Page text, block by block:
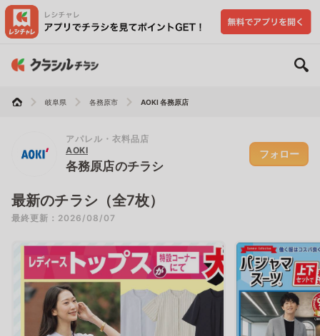
岐阜県 各務原市 AOKI 各務原店
アパレル・衣料品店
AOKI
各務原店のチラシ
フォロー
最新のチラシ（全7枚）
最終更新：2026/08/07